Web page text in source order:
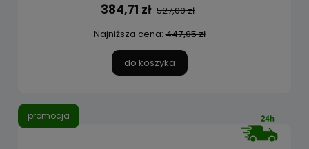
384,71 zł 527,00 zł
Najniższa cena:447,95 zł
do koszyka
promocja